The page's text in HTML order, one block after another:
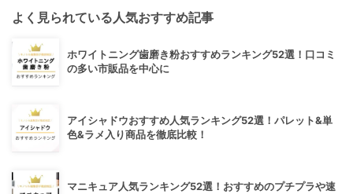
よく見られている人気おすすめ記事
ホワイトニング歯磨き粉おすすめランキング52選！口コミ
の多い市販品を中心に
アイシャドウおすすめ人気ランキング52選！パレット&単
色&ラメ入り商品を徹底比較！
マニキュア人気ランキング52選！おすすめのプチプラや速